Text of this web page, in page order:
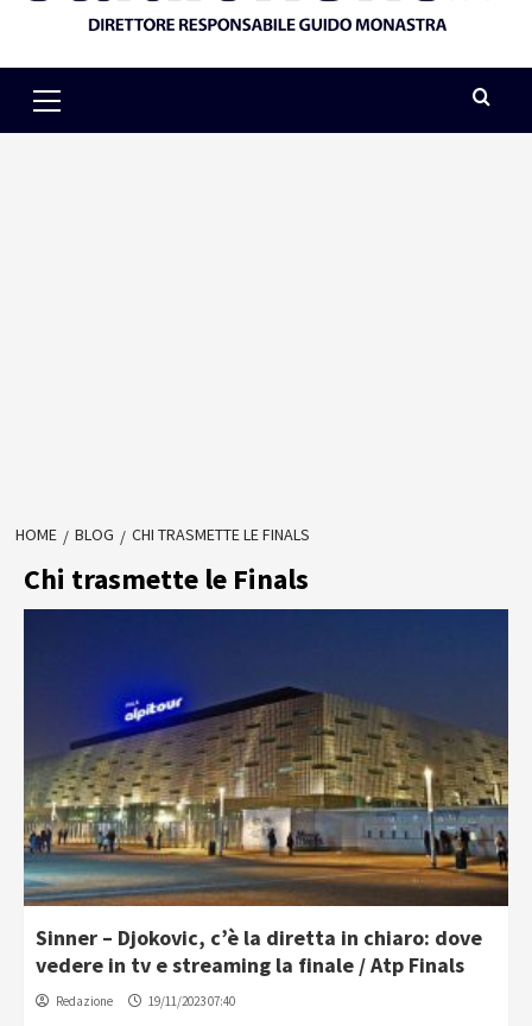
Menu
HOME BLOG CHI TRASMETTE LE FINALS
Chi trasmette le Finals
Sinner – Djokovic, c’è la diretta in chiaro: dove
vedere in tv e streaming la finale / Atp Finals
Redazione 19/11/2023 07:40